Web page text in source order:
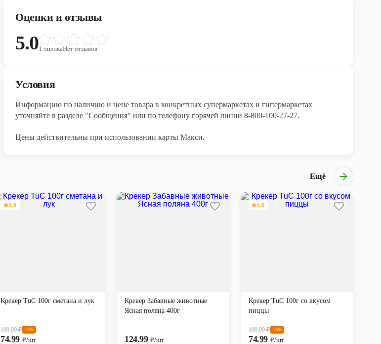
Оценки и отзывы
5.01 оценкаНет отзывов
Условия
Информацию по наличию и цене товара в конкретных супермаркетах и гипермаркетах
уточняйте в разделе "Сообщения" или по телефону горячей линии 8-800-100-27-27.
Цены действительны при использовании карты Макси.
Ещё
5.0
Крекер TuC 100г сметана и лук
100.00₽ -25%
74.99 ₽/шт
Крекер Забавные животные
Ясная поляна 400г
124.99₽/шт
5.0
Крекер TuC 100г со вкусом
пиццы
100.00₽ -25%
74.99 ₽/шт